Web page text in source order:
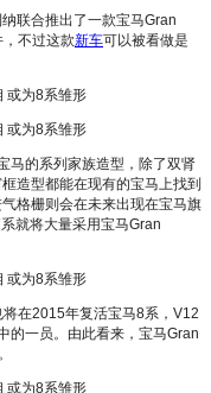
联合推出了一款宝马Gran
不过这款新车可以被看做是
马的系列家族造型，除了双肾
造型都能在现有的宝马上找到
格栅则会在未来出现在宝马旗
就将大量采用宝马Gran
在2015年复活宝马8系，V12
的一员。由此看来，宝马Gran